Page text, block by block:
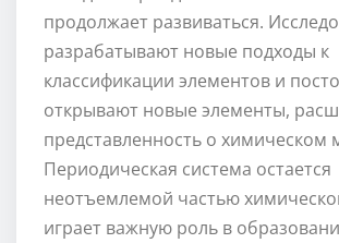
продолжает развиваться.
разрабатывают новые подходы к
классификации элементов и
открывают новые элементы,
представленность о химическом
Периодическая система остается
неотъемлемой частью
играет важную роль в